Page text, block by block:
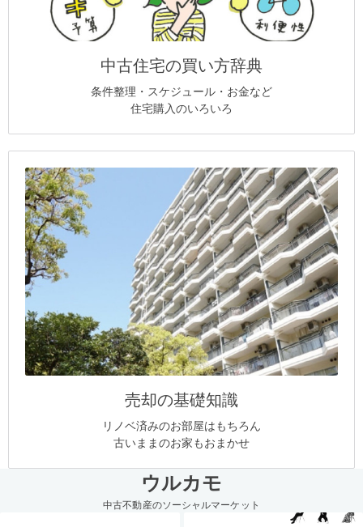
中古住宅の買い方辞典
条件整理・スケジュール・お金など
住宅購入のいろいろ
売却の基礎知識
リノベ済みのお部屋はもちろん
古いままのお家もおまかせ
ウルカモ
中古不動産のソーシャルマーケット